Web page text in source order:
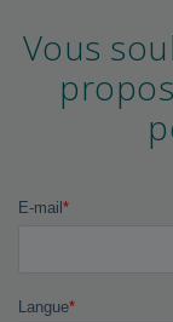
Vous